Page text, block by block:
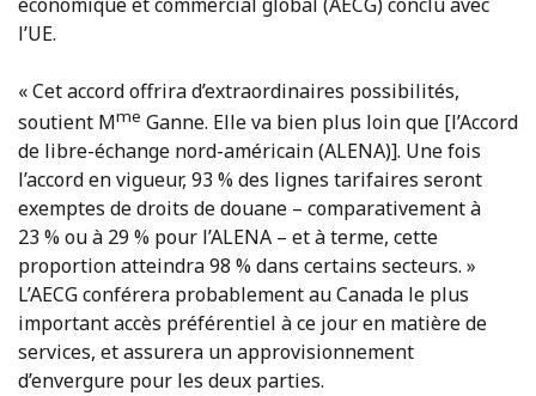
l’UE.
« Cet accord offrira d’extraordinaires possibilités,
soutient Mme Ganne. Elle va bien plus loin que [l’Accord
de libre-échange nord-américain (ALENA)]. Une fois
l’accord en vigueur, 93 % des lignes tarifaires seront
exemptes de droits de douane – comparativement à
23 % ou à 29 % pour l’ALENA – et à terme, cette
proportion atteindra 98 % dans certains secteurs. »
L’AECG conférera probablement au Canada le plus
important accès préférentiel à ce jour en matière de
services, et assurera un approvisionnement
d’envergure pour les deux parties.